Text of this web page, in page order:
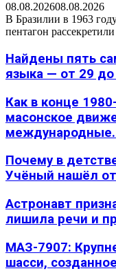
08.08.202608.08.2026
В Бразилии в 1963
пентагон
Найдены пять
языка — от 29 до
Как в конце
масонское
Почему в
Учёный нашёл
Астронавт
лишила речи и
МАЗ-7907:
шасси,